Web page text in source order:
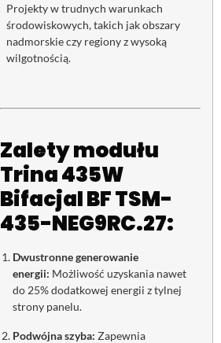
Projekty w trudnych warunkach
środowiskowych, takich jak obszary
nadmorskie czy regiony z wysoką
wilgotnością.
Zalety modułu
Trina 435W
Bifacjal BF TSM-
435-NEG9RC.27:
Dwustronne generowanie
energii: Możliwość uzyskania nawet
do 25% dodatkowej energii z tylnej
strony panelu.
Podwójna szyba: Zapewnia